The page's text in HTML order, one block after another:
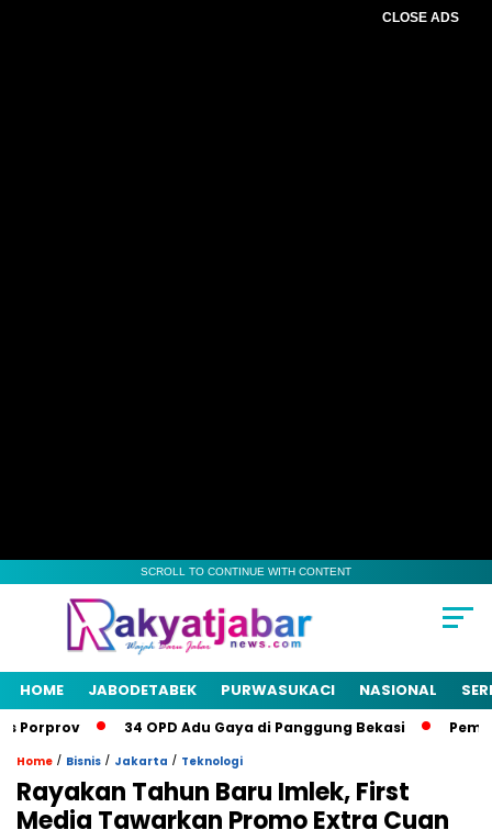
CLOSE ADS
SCROLL TO CONTINUE WITH CONTENT
HOME JABODETABEK PURWASUKACI NASIONAL
34 OPD Adu Gaya di Panggung Bekasi Pemkab
Home / Bisnis / Jakarta / Teknologi
Rayakan Tahun Baru Imlek, First
Media Tawarkan Promo Extra Cuan